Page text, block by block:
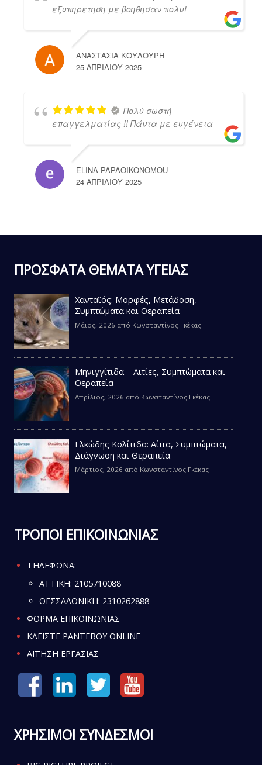
εξυπηρετηση με βοηθησαν πολυ!
ΑΝΑΣΤΑΣΙΑ ΚΟΥΛΟΥΡΗ
25 ΑΠΡΙΛΊΟΥ 2025
Πολύ σωστή
επαγγελματίας !! Πάντα με ευγένεια
ELINA PAPAOIKONOMOU
24 ΑΠΡΙΛΊΟΥ 2025
ΠΡΟΣΦΑΤΑ ΘΕΜΑΤΑ ΥΓΕΙΑΣ
Χανταϊός: Μορφές, Μετάδοση,
Συμπτώματα και Θεραπεία
Μάιος, 2026 από Κωνσταντίνος Γκέκας
Μηνιγγίτιδα – Αιτίες, Συμπτώματα και
Θεραπεία
Απρίλιος, 2026 από Κωνσταντίνος Γκέκας
Ελκώδης Κολίτιδα: Αίτια, Συμπτώματα,
Διάγνωση και Θεραπεία
Μάρτιος, 2026 από Κωνσταντίνος Γκέκας
ΤΡΟΠΟΙ ΕΠΙΚΟΙΝΩΝΙΑΣ
ΤΗΛΕΦΩΝΑ:
ATTIKH: 2105710088
ΘΕΣΣΑΛΟΝΙΚΗ: 2310262888
ΦΟΡΜΑ ΕΠΙΚΟΙΝΩΝΙΑΣ
ΚΛΕΙΣΤΕ ΡΑΝΤΕΒΟΥ ONLINE
ΑΙΤΗΣΗ ΕΡΓΑΣΙΑΣ
ΧΡΗΣΙΜΟΙ ΣΥΝΔΕΣΜΟΙ